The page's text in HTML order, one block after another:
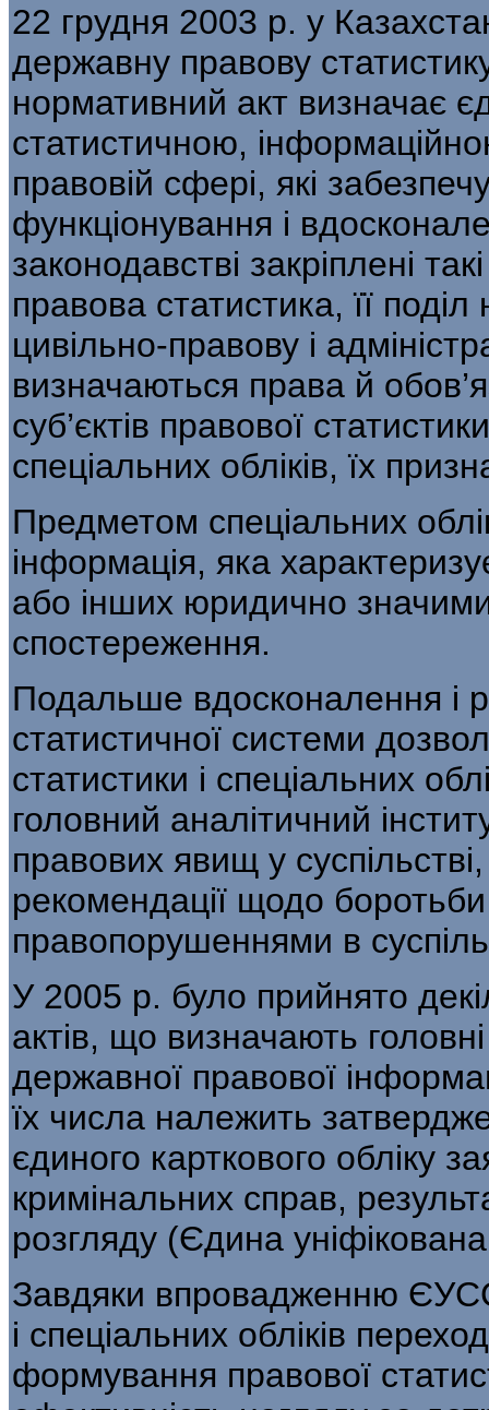
22 грудня 2003 р. у
державну правову
нормативний акт визна­чає
статистичною,
правовій сфері, які
функціонування і
законодавстві закріплені
право­ва статистика, її
цивільно-правову і
визначаються права й
суб’єктів правової
спеціальних обліків, їх
Предметом спеціальних
інформація, яка
або інших юридично
спостереження.
Подальше вдосконалення і
статис­тичної системи
статистики і спеціальних
головний аналітичний
правових явищ у
рекомендації щодо
правопору­шеннями в
У 2005 р. було прийнято
актів, що визначають
державної правової
їх числа належить
єдиного карткового обліку
кримінальних справ,
розгляду (Єдина
Завдяки впровадженню
і спе­ціальних обліків
формування правової